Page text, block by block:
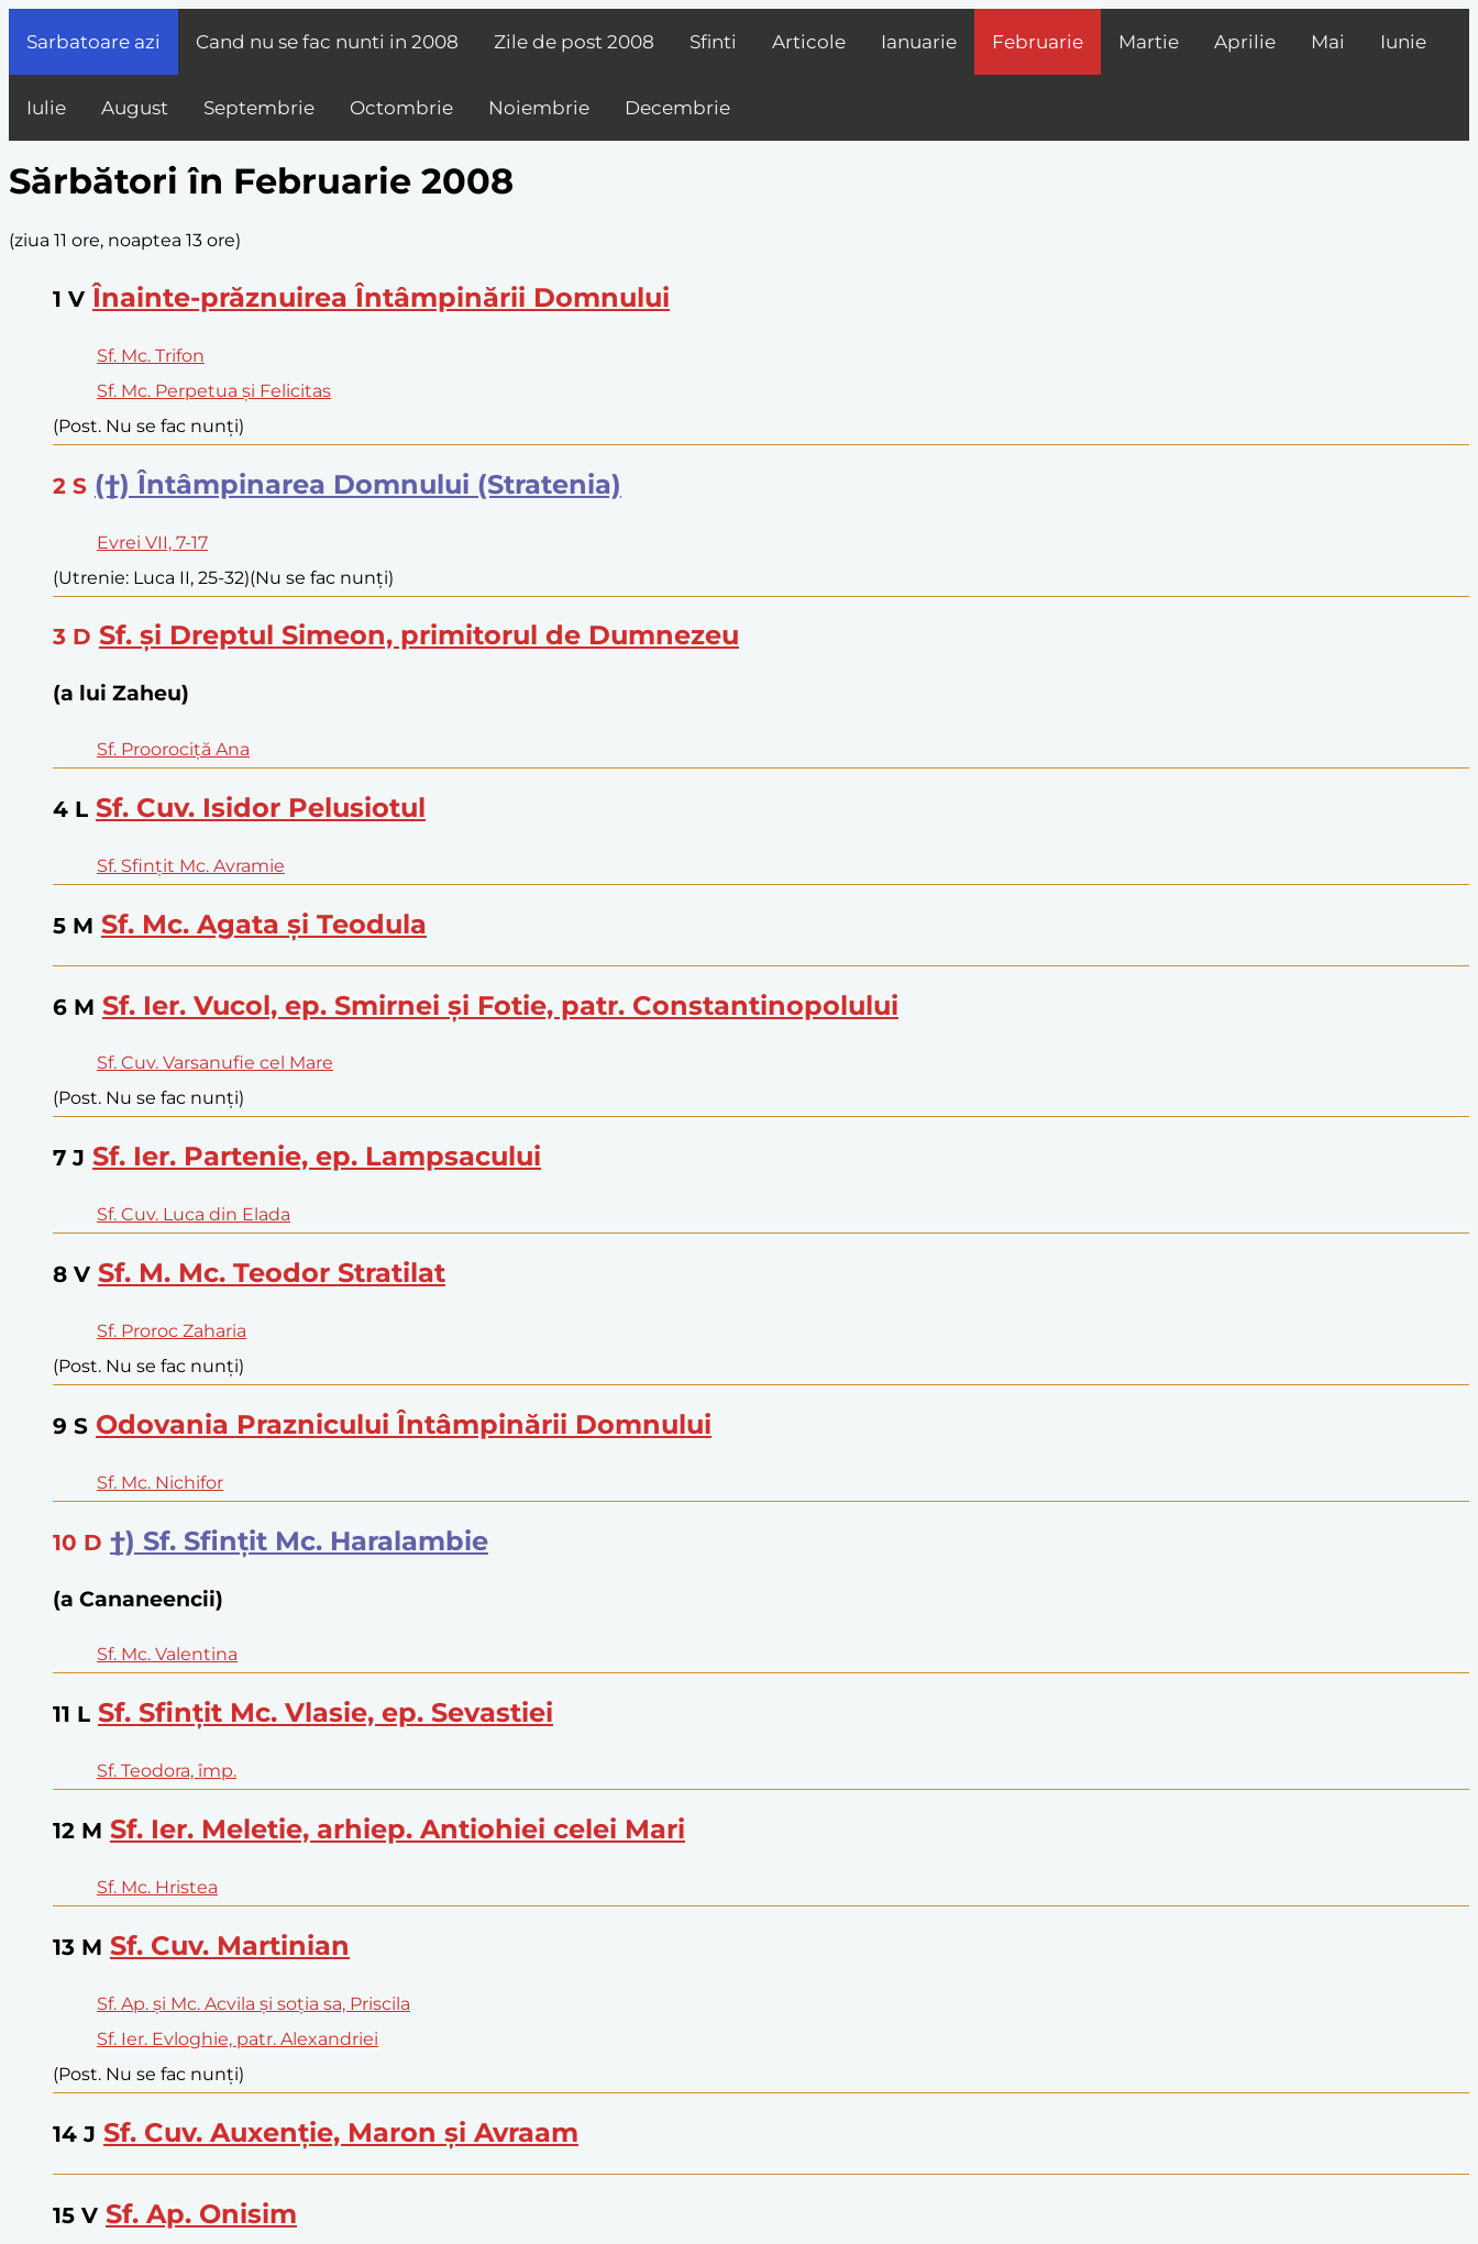
Sarbatoare azi Cand nu se fac nunti in 2008 Zile de post 2008 Sfinti Articole Ianuarie Februarie Martie Aprilie Mai Iunie
Iulie August Septembrie Octombrie Noiembrie Decembrie
Sărbători în Februarie 2008
(ziua 11 ore, noaptea 13 ore)
1 V Înainte-prăznuirea Întâmpinării Domnului
Sf. Mc. Trifon
Sf. Mc. Perpetua și Felicitas
(Post. Nu se fac nunți)
2 S (†) Întâmpinarea Domnului (Stratenia)
Evrei VII, 7-17
(Utrenie: Luca II, 25-32)(Nu se fac nunți)
3 D Sf. și Dreptul Simeon, primitorul de Dumnezeu
(a lui Zaheu)
Sf. Proorociță Ana
4 L Sf. Cuv. Isidor Pelusiotul
Sf. Sfințit Mc. Avramie
5 M Sf. Mc. Agata și Teodula
6 M Sf. Ier. Vucol, ep. Smirnei și Fotie, patr. Constantinopolului
Sf. Cuv. Varsanufie cel Mare
(Post. Nu se fac nunți)
7 J Sf. Ier. Partenie, ep. Lampsacului
Sf. Cuv. Luca din Elada
8 V Sf. M. Mc. Teodor Stratilat
Sf. Proroc Zaharia
(Post. Nu se fac nunți)
9 S Odovania Praznicului Întâmpinării Domnului
Sf. Mc. Nichifor
10 D †) Sf. Sfințit Mc. Haralambie
(a Cananeencii)
Sf. Mc. Valentina
11 L Sf. Sfințit Mc. Vlasie, ep. Sevastiei
Sf. Teodora, împ.
12 M Sf. Ier. Meletie, arhiep. Antiohiei celei Mari
Sf. Mc. Hristea
13 M Sf. Cuv. Martinian
Sf. Ap. și Mc. Acvila și soția sa, Priscila
Sf. Ier. Evloghie, patr. Alexandriei
(Post. Nu se fac nunți)
14 J Sf. Cuv. Auxenție, Maron și Avraam
15 V Sf. Ap. Onisim